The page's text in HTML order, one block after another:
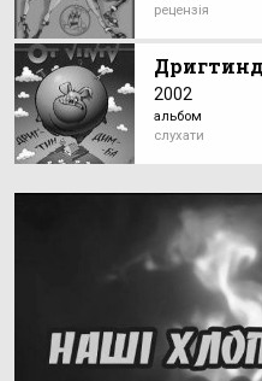
рецензія
2002
альбом
слухати